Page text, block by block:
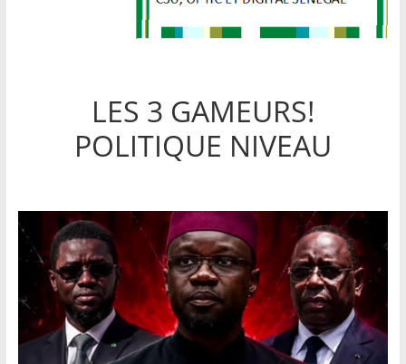
LES 3 GAMEURS!
POLITIQUE NIVEAU